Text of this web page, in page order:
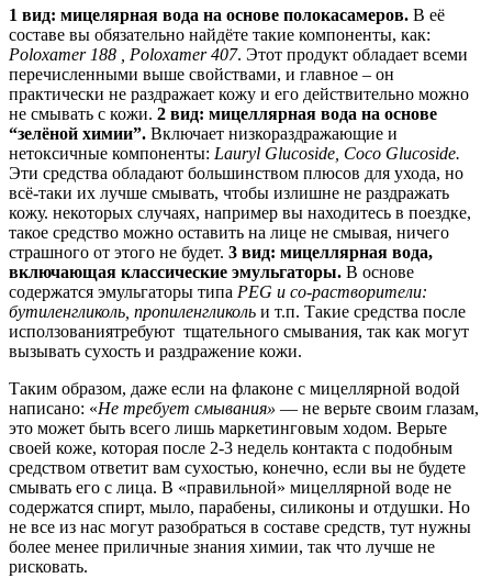
1 вид: мицелярная вода на основе полокасамеров. В её
составе вы обязательно найдёте такие компоненты, как:
Poloxamer 188 , Poloxamer 407. Этот продукт обладает всеми
перечисленными выше свойствами, и главное – он
практически не раздражает кожу и его действительно можно
не смывать с кожи. 2 вид: мицеллярная вода на основе
“зелёной химии”. Включает низкораздражающие и
нетоксичные компоненты: Lauryl Glucoside, Coco Glucoside.
Эти средства обладают большинством плюсов для ухода, но
всё-таки их лучше смывать, чтобы излишне не раздражать
кожу. некоторых случаях, например вы находитесь в поездке,
такое средство можно оставить на лице не смывая, ничего
страшного от этого не будет. 3 вид: мицеллярная вода,
включающая классические эмульгаторы. В основе
содержатся эмульгаторы типа PEG и со-растворители:
бутиленгликоль, пропиленгликоль и т.п. Такие средства после
исползованиятребуют тщательного смывания, так как могут
вызывать сухость и раздражение кожи.
Таким образом, даже если на флаконе с мицеллярной водой
написано: «Не требует смывания» — не верьте своим глазам,
это может быть всего лишь маркетинговым ходом. Верьте
своей коже, которая после 2-3 недель контакта с подобным
средством ответит вам сухостью, конечно, если вы не будете
смывать его с лица. В «правильной» мицеллярной воде не
содержатся спирт, мыло, парабены, силиконы и отдушки. Но
не все из нас могут разобраться в составе средств, тут нужны
более менее приличные знания химии, так что лучше не
рисковать.